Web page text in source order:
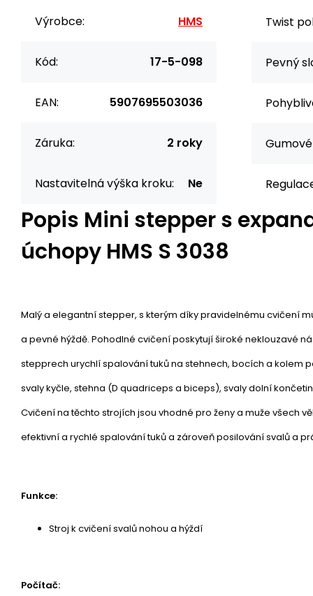
Výrobce: HMS
Kód: 17-5-098
EAN: 5907695503036
Záruka: 2 roky
Nastavitelná výška kroku: Ne
Twist
Pevný
Popis Mini stepper s
úchopy HMS S 3038
Malý a elegantní stepper, s kterým díky pravidelnému cvičení
a pevné hýždě. Pohodlné cvičení poskytují široké neklouzavé
stepprech urychlí spalování tuků na stehnech, bocích a kolem
svaly kyčle, stehna (D quadriceps a biceps), svaly dolní
Cvičení na těchto strojích jsou vhodné pro ženy a muže všech
efektivní a rychlé spalování tuků a zároveň posilování svalů a
Funkce:
Stroj k cvičení svalů nohou a hýždí
Počítač: